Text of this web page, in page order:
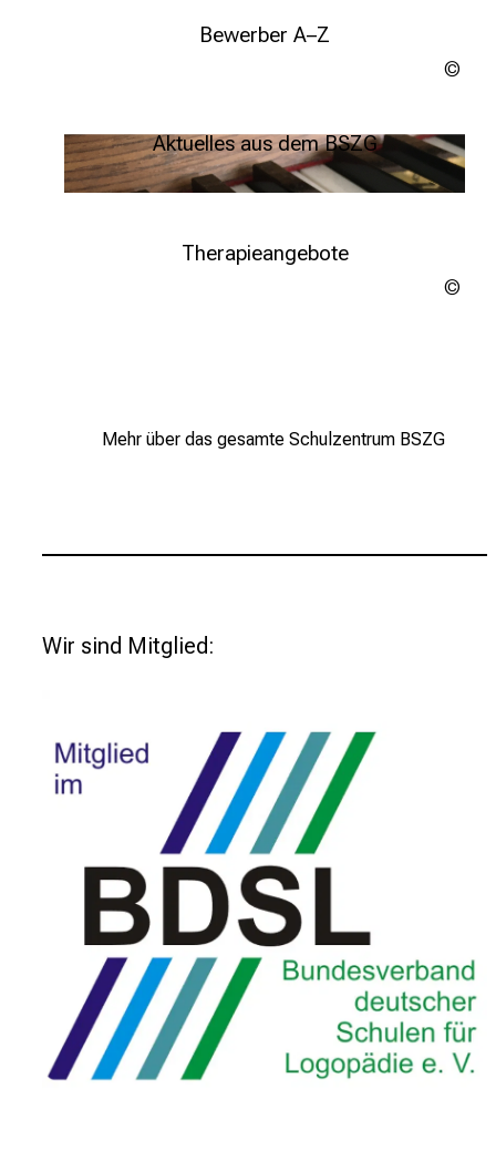
Bewerber A–Z
Aktuelles aus dem BSZG
Therapieangebote
Mehr über das gesamte Schulzentrum BSZG
Wir sind Mitglied: